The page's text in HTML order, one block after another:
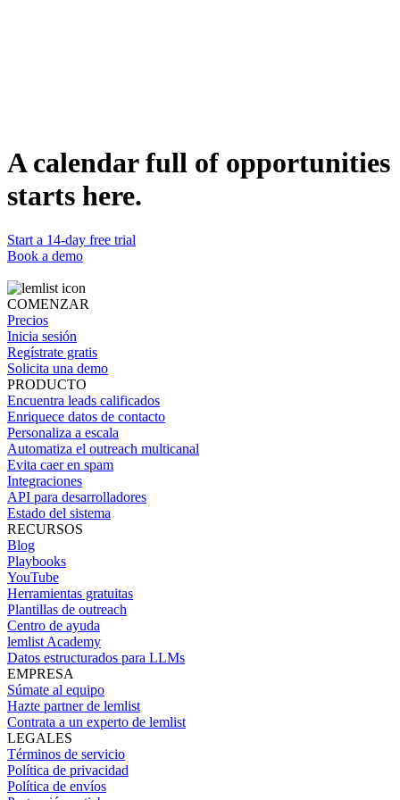
Listo
A calendar full of opportunities
starts here.
Start a 14-day free trial
Book a demo
COMENZAR
Precios
Inicia sesión
Regístrate gratis
Solicita una demo
PRODUCTO
Encuentra leads calificados
Enriquece datos de contacto
Personaliza a escala
Automatiza el outreach multicanal
Evita caer en spam
Integraciones
API para desarrolladores
Estado del sistema
RECURSOS
Blog
Playbooks
YouTube
Herramientas gratuitas
Plantillas de outreach
Centro de ayuda
lemlist Academy
Datos estructurados para LLMs
EMPRESA
Súmate al equipo
Hazte partner de lemlist
Contrata a un experto de lemlist
LEGALES
Términos de servicio
Política de privacidad
Política de envíos